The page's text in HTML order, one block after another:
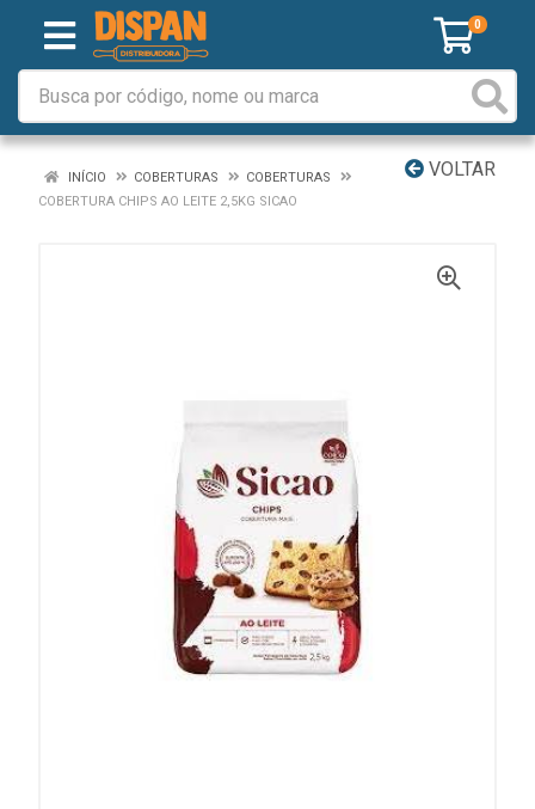
0
VOLTAR
INÍCIO COBERTURAS
COBERTURAS
COBERTURA CHIPS AO LEITE 2,5KG SICAO